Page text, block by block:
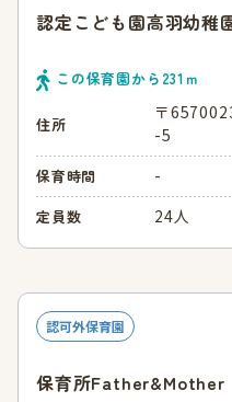
認定こども園高羽幼稚
この保育園から 231 ｍ
住所
〒
-5
保育時間 -
定員数 24人
認可外保育園
保育所Father&Mother